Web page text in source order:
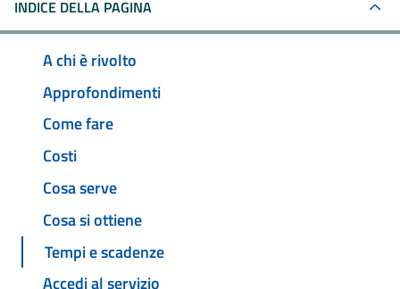
INDICE DELLA PAGINA
A chi è rivolto
Approfondimenti
Come fare
Costi
Cosa serve
Cosa si ottiene
Tempi e scadenze
Accedi al servizio